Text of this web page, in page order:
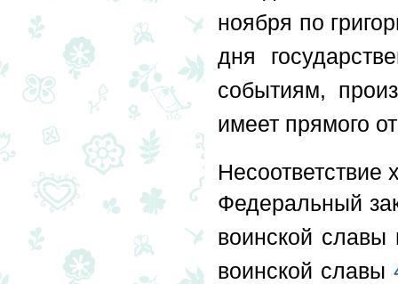
ноября по
дня
событиям,
имеет прямого
Несоответствие
Федеральный
воинской славы
воинской славы